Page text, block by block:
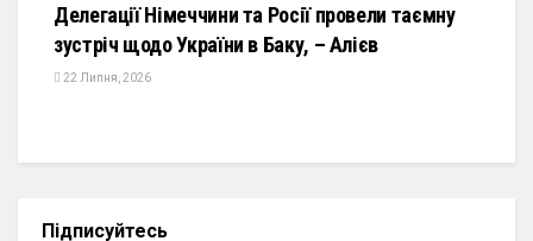
Делегації Німеччини та Росії провели таємну
зустріч щодо України в Баку, – Алієв
22 Липня, 2026
Підписуйтесь